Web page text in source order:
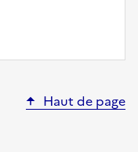
Haut de page